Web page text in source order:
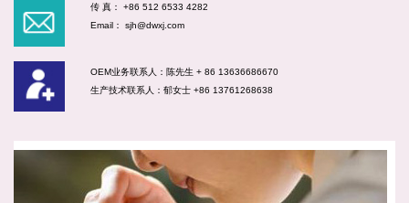
传 真： +86 512 6533 4282
Email： sjh@dwxj.com
OEM业务联系人：陈先生 + 86 13636686670
生产技术联系人：郁女士 +86 13761268638